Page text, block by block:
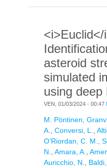
<i>Euclid</
asteroid
simulated
using deep
VEN, 01/03/2024 - 00:47
M. Pöntinen
A.
Conversi, L.
O’Riordan, C. M.
N.
Amara, A.
Auricchio, N.